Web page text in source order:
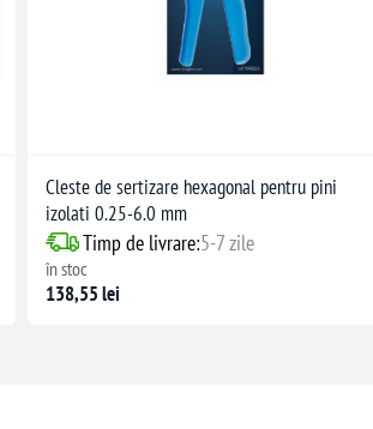
Cleste de sertizare hexagonal pentru pini
izolati 0.25-6.0 mm
Timp de livrare:5-7 zile
în stoc
138,55 lei